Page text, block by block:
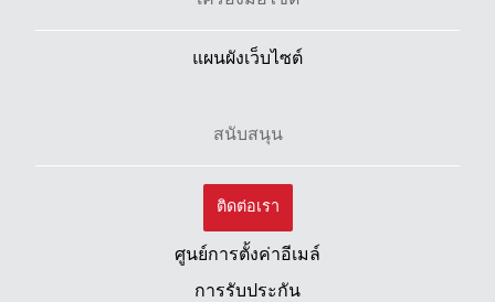
แผนผังเว็บไซต์
สนับสนุน
ติดต่อเรา
ศูนย์การตั้งค่าอีเมล์
การรับประกัน